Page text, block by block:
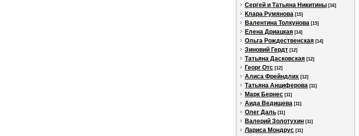
Сергей и Татьяна Никитины [16]
Клара Румянова [15]
Валентина Толкунова [15]
Елена Дриацкая [14]
Ольга Рождественская [14]
Зиновий Гердт [12]
Татьяна Дасковская [12]
Георг Отс [12]
Алиса Фрейндлих [12]
Татьяна Анциферова [11]
Марк Бернес [11]
Аида Ведищева [11]
Олег Даль [11]
Валерий Золотухин [11]
Лариса Мондрус [11]